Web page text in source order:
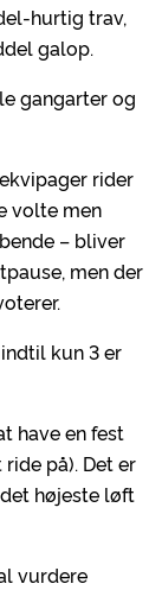
hurtig trav,
galop.
gangarter og
rider
volte men
– bliver
men der
kun 3 er
have en fest
på). Det er
højeste løft
vurdere